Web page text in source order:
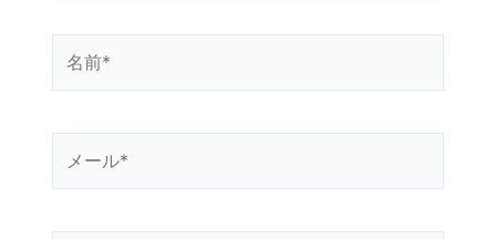
*